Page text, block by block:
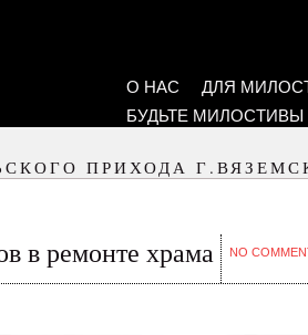
О НАС ДЛЯ
БУДЬТЕ МИЛОСТИВЫ
ПРИХОДА
в ремонте храма NO